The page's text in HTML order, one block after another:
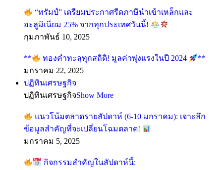
“ทรัมป์” เตรียมประกาศรีดภาษีนำเข้าเหล็กและ
อะลูมิเนียม 25% จากทุกประเทศวันนี้!
กุมภาพันธ์ 10, 2025
** ทองคำทะลุทุกสถิติ! มูลค่าพุ่งแรงในปี 2024
**
มกราคม 22, 2025
ปฏิทินเศรษฐกิจ
ปฏิทินเศรษฐกิจShow More
แนวโน้มตลาดรายสัปดาห์ (6-10 มกราคม): เจาะลึก
ข้อมูลสำคัญที่จะเปลี่ยนโฉมตลาด!
มกราคม 5, 2025
กิจกรรมสำคัญในสัปดาห์นี้: